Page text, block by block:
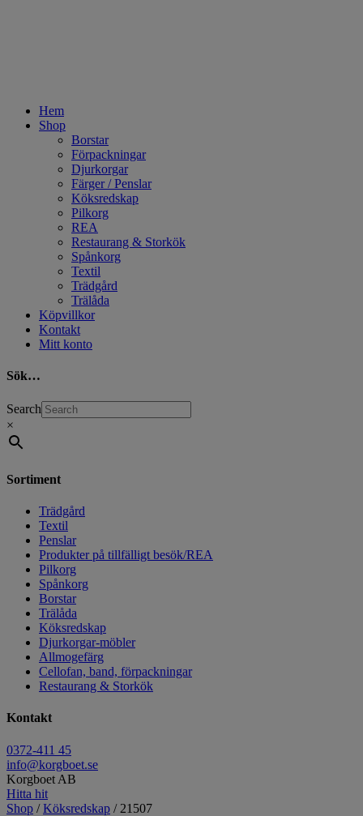
Hem
Shop
Borstar
Förpackningar
Djurkorgar
Färger / Penslar
Köksredskap
Pilkorg
REA
Restaurang & Storkök
Spånkorg
Textil
Trädgård
Trälåda
Köpvillkor
Kontakt
Mitt konto
Sök…
Search
×
Sortiment
Trädgård
Textil
Penslar
Produkter på tillfälligt besök/REA
Pilkorg
Spånkorg
Borstar
Trälåda
Köksredskap
Djurkorgar-möbler
Allmogefärg
Cellofan, band, förpackningar
Restaurang & Storkök
Kontakt
0372-411 45
info@korgboet.se
Korgboet AB
Hitta hit
Shop /Köksredskap / 21507